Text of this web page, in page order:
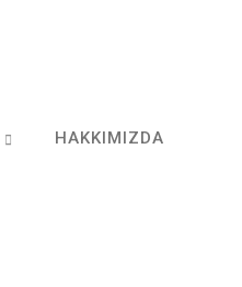
HAKKIMIZDA